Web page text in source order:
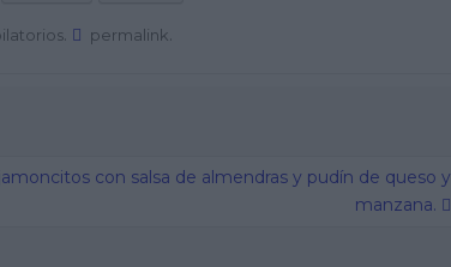
. permalink.
con salsa de almendras y pudín de queso y
manzana.